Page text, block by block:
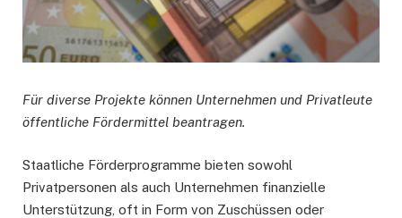
Für diverse Projekte können Unternehmen und Privatleute
öffentliche Fördermittel beantragen.
Staatliche Förderprogramme bieten sowohl
Privatpersonen als auch Unternehmen finanzielle
Unterstützung, oft in Form von Zuschüssen oder